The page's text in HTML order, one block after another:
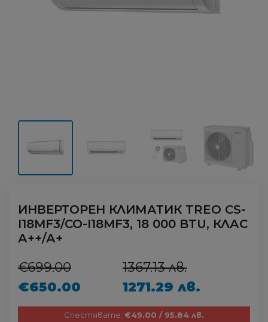
ИНВЕРТОРЕН КЛИМАТИК TREO CS-
I18MF3/CO-I18MF3, 18 000 BTU, КЛАС
А++/А+
€699.00
€650.00
1367.13 лв.
1271.29 лв.
Спестявате: €49.00 / 95.84 лв.